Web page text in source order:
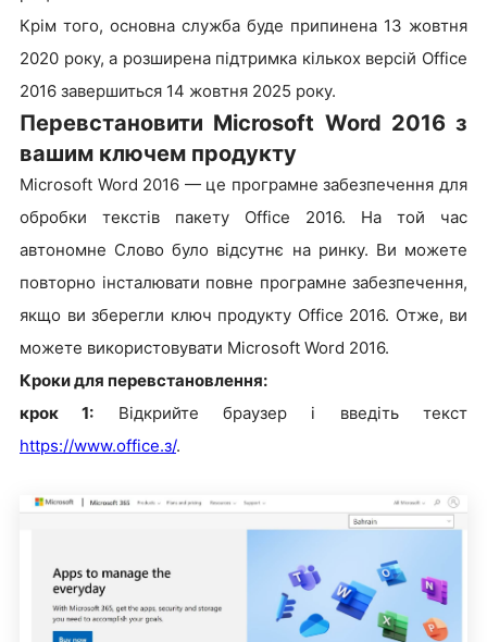
Крім того, основна служба буде припинена 13 жовтня
2020 року, а розширена підтримка кількох версій Office
2016 завершиться 14 жовтня 2025 року.
Перевстановити Microsoft Word 2016 з
вашим ключем продукту
Microsoft Word 2016 — це програмне забезпечення для
обробки текстів пакету Office 2016. На той час
автономне Слово було відсутнє на ринку. Ви можете
повторно інсталювати повне програмне забезпечення,
якщо ви зберегли ключ продукту Office 2016. Отже, ви
можете використовувати Microsoft Word 2016.
Кроки для перевстановлення:
крок 1: Відкрийте браузер і введіть текст
https://www.office.з/.